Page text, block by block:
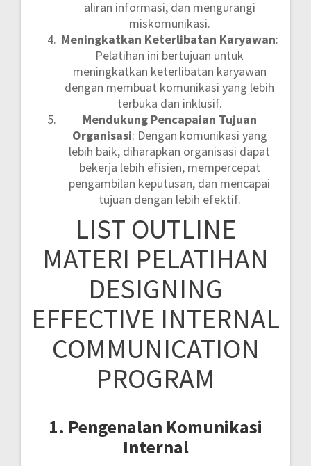
aliran informasi, dan mengurangi
miskomunikasi.
Meningkatkan Keterlibatan Karyawan:
Pelatihan ini bertujuan untuk
meningkatkan keterlibatan karyawan
dengan membuat komunikasi yang lebih
terbuka dan inklusif.
Mendukung Pencapaian Tujuan
Organisasi: Dengan komunikasi yang
lebih baik, diharapkan organisasi dapat
bekerja lebih efisien, mempercepat
pengambilan keputusan, dan mencapai
tujuan dengan lebih efektif.
LIST OUTLINE
MATERI PELATIHAN
DESIGNING
EFFECTIVE INTERNAL
COMMUNICATION
PROGRAM
1. Pengenalan Komunikasi
Internal